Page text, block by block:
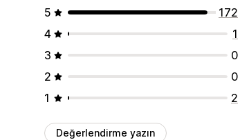
5
172
4
1
3
0
2
0
1
2
Değerlendirme yazın